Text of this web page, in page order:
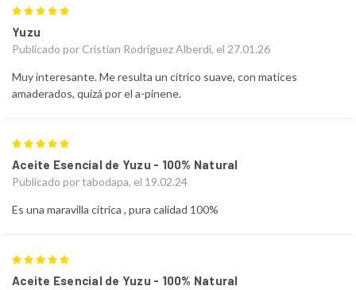
Yuzu
Publicado por Cristian Rodríguez Alberdi, el 27.01.26
Muy interesante. Me resulta un cítrico suave, con matices
amaderados, quizá por el a-pinene.
Aceite Esencial de Yuzu - 100% Natural
Publicado por tabodapa, el 19.02.24
Es una maravilla citrica , pura calidad 100%
Aceite Esencial de Yuzu - 100% Natural